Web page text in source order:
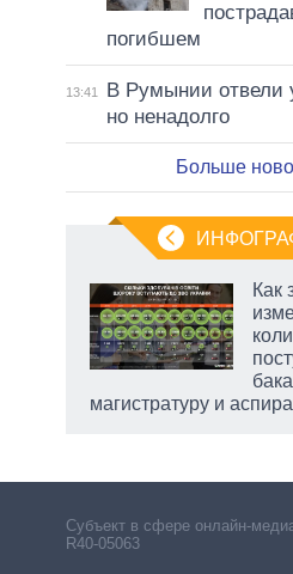
погибшем
13:41
В Румынии отвели
но ненадолго
Больше
Как
магистратуру и
Субъект в сфере онлайн-
R40-05063